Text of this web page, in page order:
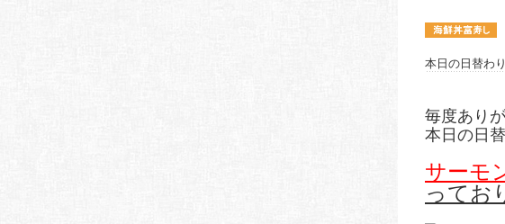
本日の日替わ
毎度あり
本日の日
サーモ
ってお